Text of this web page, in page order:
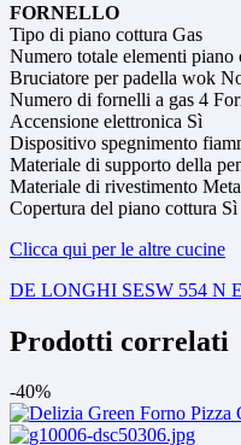
FORNELLO
Tipo di piano cottura Gas
Numero totale elementi
Bruciatore per padella wok
Numero di fornelli a gas 4
Accensione elettronica Sì
Dispositivo spegnimento
Materiale di supporto della
Materiale di rivestimento
Copertura del piano cottura Sì
Clicca qui per le altre cucine
DE LONGHI SESW 554 N
Prodotti correlati
-40%